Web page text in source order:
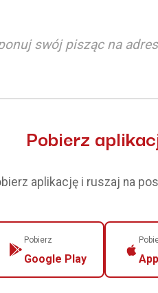
swój pisząc na adres
Pobierz
aplikację i ruszaj na
Pobierz
Google Play